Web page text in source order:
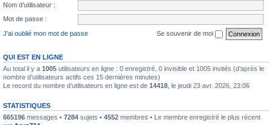
Nom d’utilisateur :
Mot de passe :
J’ai oublié mon mot de passe
Se souvenir de moi
QUI EST EN LIGNE
Au total il y a 1005 utilisateurs en ligne : 0 enregistré, 0 invisible et 1005 invités (d’après le
nombre d’utilisateurs actifs ces 15 dernières minutes)
Le record du nombre d’utilisateurs en ligne est de 14418 , le jeudi 23 avr. 2026, 23:06
STATISTIQUES
665196 messages • 7284 sujets • 4552 membres • Le membre enregistré le plus récent